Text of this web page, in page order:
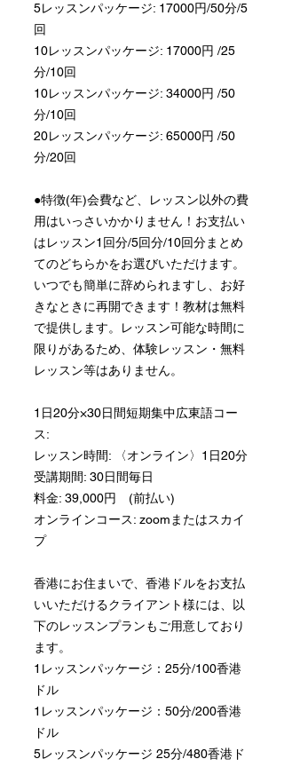
5レッスンパッケージ: 17000円/50分/5
回
10レッスンパッケージ: 17000円 /25
分/10回
10レッスンパッケージ: 34000円 /50
分/10回
20レッスンパッケージ: 65000円 /50
分/20回
●特徴(年)会費など、レッスン以外の費
用はいっさいかかりません！お支払い
はレッスン1回分/5回分/10回分まとめ
てのどちらかをお選びいただけます。
いつでも簡単に辞められますし、お好
きなときに再開できます！教材は無料
で提供します。レッスン可能な時間に
限りがあるため、体験レッスン・無料
レッスン等はありません。
1日20分×30日間短期集中広東語コー
ス:
レッスン時間: 〈オンライン〉1日20分
受講期間: 30日間毎日
料金: 39,000円 (前払い)
オンラインコース: zoomまたはスカイ
プ
香港にお住まいで、香港ドルをお支払
いいただけるクライアント様には、以
下のレッスンプランもご用意しており
ます。
1レッスンパッケージ：25分/100香港
ドル
1レッスンパッケージ：50分/200香港
ドル
5レッスンパッケージ 25分/480香港ド